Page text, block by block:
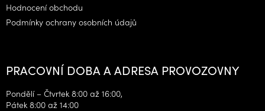
Hodnocení obchodu
Podmínky ochrany osobních údajů
PRACOVNÍ DOBA A ADRESA PROVOZOVNY
Pondělí – Čtvrtek 8:00 až 16:00,
Pátek 8:00 až 14:00